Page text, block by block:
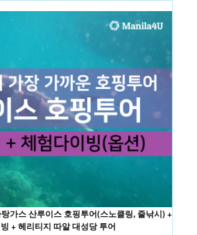
가스 산루이스 호핑투어(스노클링, 줄낚시) +
+ 헤리티지 따알 대성당 투어